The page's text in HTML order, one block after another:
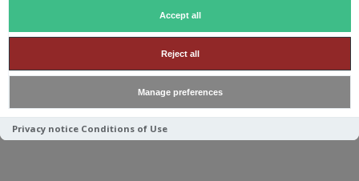
Accept all
Reject all
Manage preferences
Privacy notice Conditions of Use
BIELLE CARAFE 2008 13Y
55.1°